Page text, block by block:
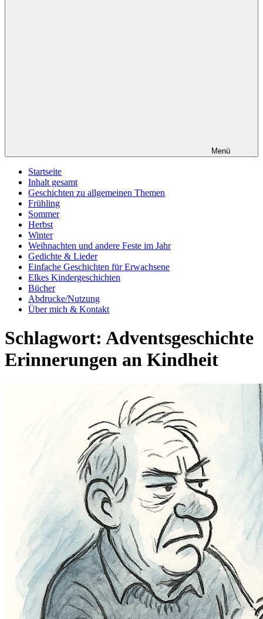
Menü
Startseite
Inhalt gesamt
Geschichten zu allgemeinen Themen
Frühling
Sommer
Herbst
Winter
Weihnachten und andere Feste im Jahr
Gedichte & Lieder
Einfache Geschichten für Erwachsene
Elkes Kindergeschichten
Bücher
Abdrucke/Nutzung
Über mich & Kontakt
Schlagwort: Adventsgeschichte
Erinnerungen an Kindheit